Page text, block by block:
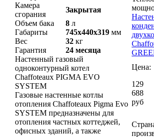
Камера
сгорания
Закрытая
Объем бака
8 л
Габариты
745x440x319 мм
Вес
32 кг
Гарантия
24 месяца
Настенный газовый
одноконтурный котел
Chaffoteaux PIGMA EVO
SYSTEM
Газовые настенные котлы
отопления Chaffoteaux Pigma Evo
SYSTEM предназначены для
отопления частных коттеджей,
офисных зданий, а также
Цена:
129
688
руб